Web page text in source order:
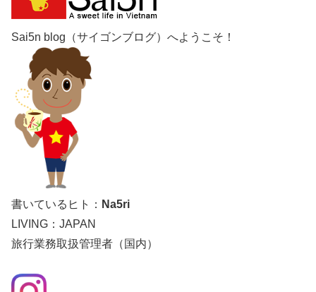
Sai5n blog（サイゴンブログ）へようこそ！
書いているヒト： Na5ri
LIVING：JAPAN
旅行業務取扱管理者（国内）